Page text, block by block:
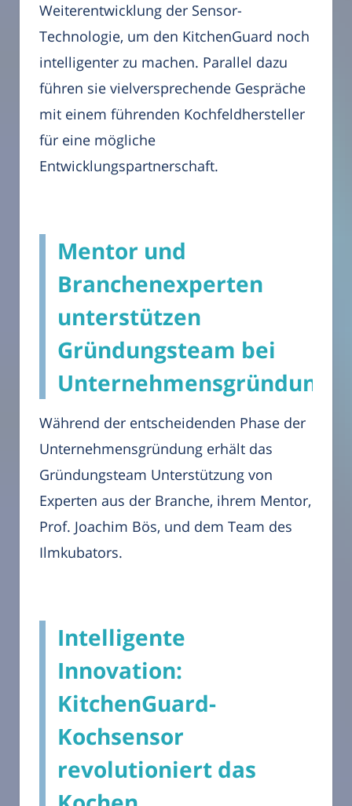
Weiterentwicklung der Sensor-
Technologie, um den KitchenGuard noch
intelligenter zu machen. Parallel dazu
führen sie vielversprechende Gespräche
mit einem führenden Kochfeldhersteller
für eine mögliche
Entwicklungspartnerschaft.
Mentor und
Branchenexperten
unterstützen
Gründungsteam bei
Unternehmensgründung
Während der entscheidenden Phase der
Unternehmensgründung erhält das
Gründungsteam Unterstützung von
Experten aus der Branche, ihrem Mentor,
Prof. Joachim Bös, und dem Team des
Ilmkubators.
Intelligente
Innovation:
KitchenGuard-
Kochsensor
revolutioniert das